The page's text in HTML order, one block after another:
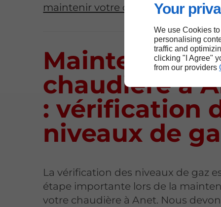
Your
We use Cookies
personalising
traffic and
clicking "I Agree"
from our providers
maintenir votre chaudière en bon
Maintenance
chaudière à
: vérification
niveaux de
La vérification des niveaux de gaz
étape importante lors de la
votre chaudière à Anet. Nous